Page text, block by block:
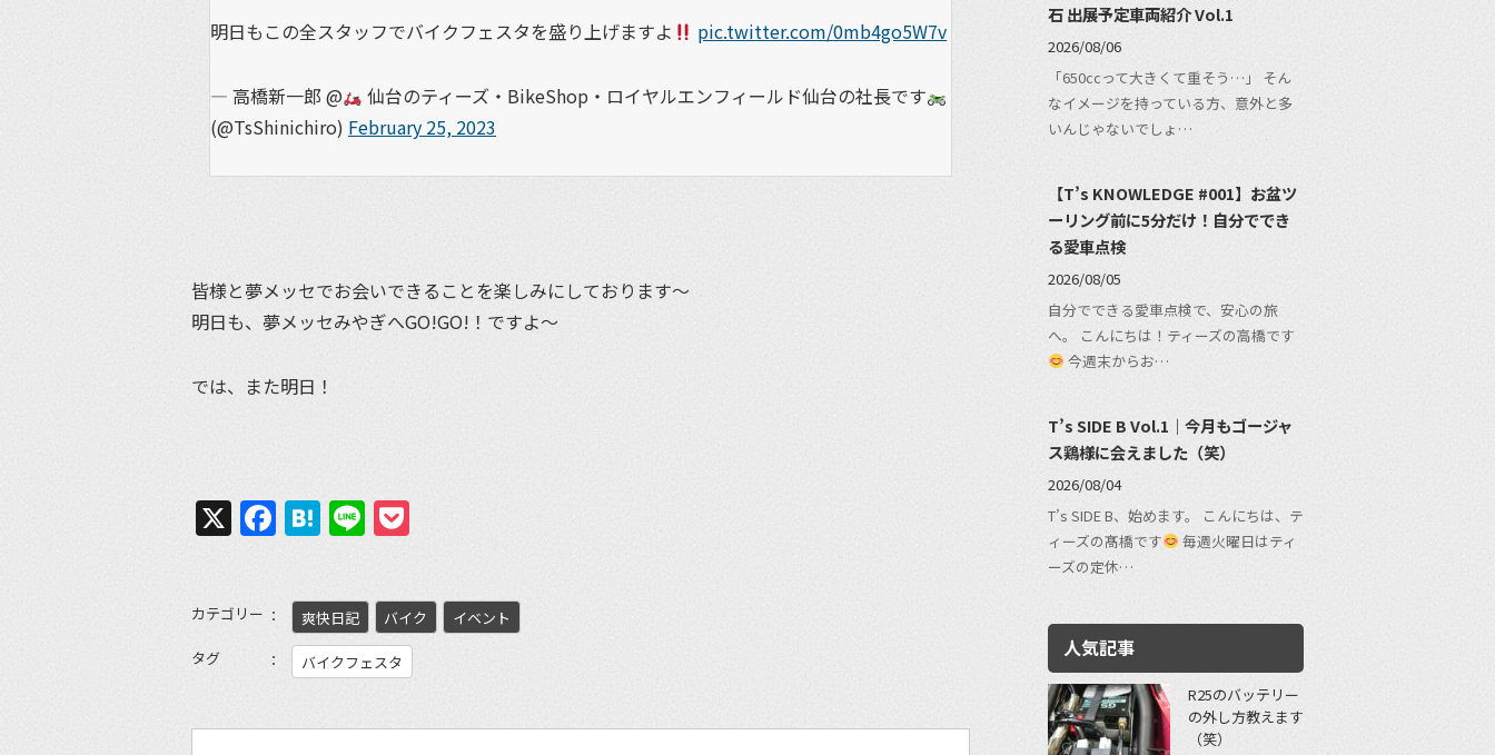
明日もこの全スタッフでバイクフェスタを盛り上げますよ pic.twitter.com/0mb4go5W7v
— 高橋新一郎 @
仙台のティーズ・BikeShop・ロイヤルエンフィールド仙台の社長です
(@TsShinichiro) February 25, 2023
皆様と夢メッセでお会いできることを楽しみにしております～
明日も、夢メッセみやぎへGO!GO!！ですよ～
では、また明日！
X Facebook
Hatena
Line
カテゴリー 爽快日記 バイク
イベント
タグ
バイクフェスタ
石 出展予定車両紹介 Vol.1
2026/08/06
「650ccって大きくて重そう…」 そん
なイメージを持っている方、意外と多
いんじゃないでしょ…
【T’s KNOWLEDGE #001】お盆ツ
ーリング前に5分だけ！自分ででき
る愛車点検
2026/08/05
自分でできる愛車点検で、安心の旅
へ。 こんにちは！ティーズの高橋です
今週末からお…
T’s SIDE B Vol.1｜今月もゴージャ
ス鶏様に会えました（笑）
2026/08/04
T’s SIDE B、始めます。 こんにちは、テ
ィーズの髙橋です
毎週火曜日はティ
ーズの定休…
人気記事
R25のバッテリー
の外し方教えます
（笑）